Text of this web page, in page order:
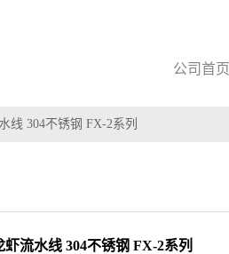
公司首页
线 304不锈钢 FX-2系列
虾流水线 304不锈钢 FX-2系列